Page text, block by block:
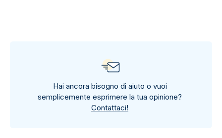
Hai ancora bisogno di aiuto o vuoi
semplicemente esprimere la tua opinione?
Contattaci!